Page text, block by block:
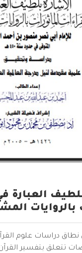
العبارة
بالروايات
نطاق دراسات علوم
تتعلق بتفسير